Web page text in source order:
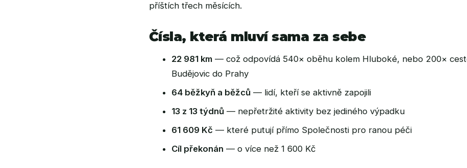
příštích třech měsících.
Čísla, která mluví sama za sebe
22 981 km — což odpovídá 540× oběhu kolem Hluboké, nebo 200×
Budějovic do Prahy
64 běžkyň a běžců — lidí, kteří se aktivně zapojili
13 z 13 týdnů — nepřetržité aktivity bez jediného výpadku
61 609 Kč — které putují přímo Společnosti pro ranou péči
Cíl překonán — o více než 1 600 Kč